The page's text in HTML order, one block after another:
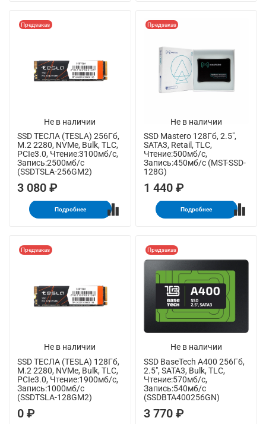
Не в наличии
Предзаказ
SSD ТЕСЛА (TESLA) 256Гб,
M.2 2280, NVMe, Bulk, TLC,
PCIe3.0, Чтение:3100мб/с,
Запись:2500мб/с
(SSDTSLA-256GM2)
3 080 ₽
Подробнее
Не в наличии
Предзаказ
SSD Mastero 128Гб, 2.5",
SATA3, Retail, TLC,
Чтение:500мб/с,
Запись:450мб/с (MST-SSD-
128G)
1 440 ₽
Подробнее
Не в наличии
Предзаказ
SSD ТЕСЛА (TESLA) 128Гб,
M.2 2280, NVMe, Bulk, TLC,
PCIe3.0, Чтение:1900мб/с,
Запись:1000мб/с
(SSDTSLA-128GM2)
0 ₽
Не в наличии
Предзаказ
SSD BaseTech A400 256Гб,
2.5", SATA3, Bulk, TLC,
Чтение:570мб/с,
Запись:540мб/с
(SSDBTA400256GN)
3 770 ₽